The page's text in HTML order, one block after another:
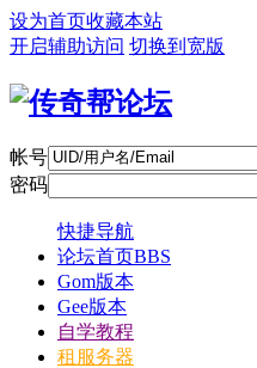
设为首页收藏本站
开启辅助访问 切换到宽版
帐号
密码
快捷导航
论坛首页BBS
Gom版本
Gee版本
自学教程
租服务器